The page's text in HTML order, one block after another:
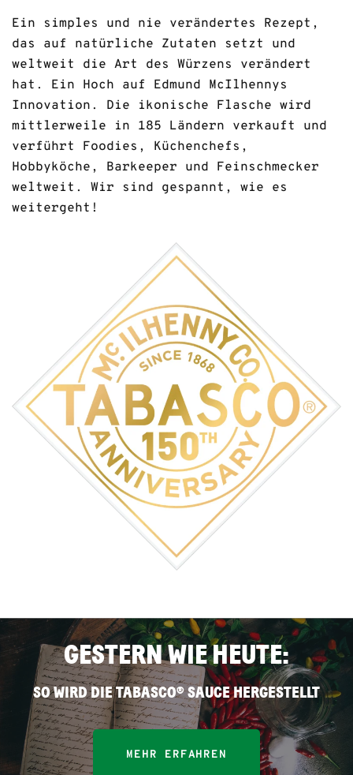
Ein simples und nie verändertes Rezept,
das auf natürliche Zutaten setzt und
weltweit die Art des Würzens verändert
hat. Ein Hoch auf Edmund McIlhennys
Innovation. Die ikonische Flasche wird
mittlerweile in 185 Ländern verkauft und
verführt Foodies, Küchenchefs,
Hobbyköche, Barkeeper und Feinschmecker
weltweit. Wir sind gespannt, wie es
weitergeht!
GESTERN WIE HEUTE:
SO WIRD DIE TABASCO® SAUCE HERGESTELLT
MEHR ERFAHREN